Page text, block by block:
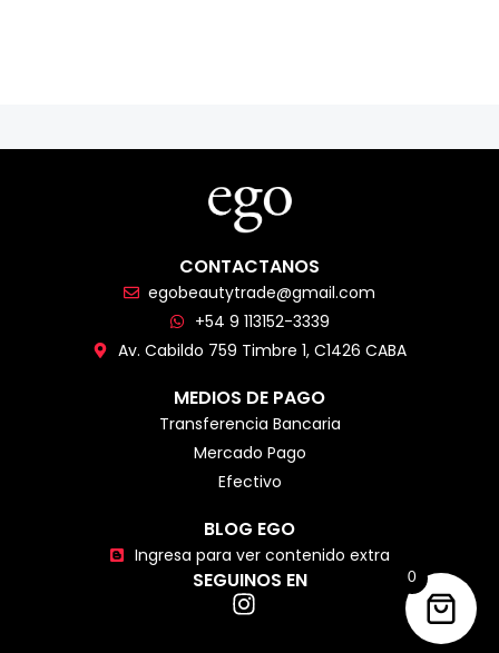
CONTACTANOS
egobeautytrade@gmail.com
+54 9 113152-3339
Av. Cabildo 759 Timbre 1, C1426 CABA
MEDIOS DE PAGO
Transferencia Bancaria
Mercado Pago
Efectivo
BLOG EGO
Ingresa para ver contenido extra
SEGUINOS EN 0